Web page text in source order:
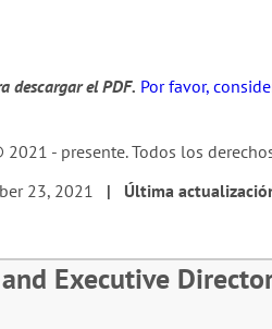
descargar el PDF. Por favor,
- presente. Todos los
23, 2021 | Última
Executive